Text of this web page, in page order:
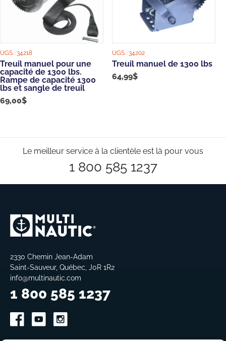
UGS : 34218
Treuil manuel pour une
capacité de 1300 lbs.
Rampe de capacité 1300
lbs et sangle de treuil
69,00$
UGS :34202
Treuil manuel de 1300 lbs
64,99$
Le meilleur service à la clientèle est là pour vous
1 800 585 1237
2330 Chemin Jean-Adam
Saint-Sauveur, Québec, J0R 1R2
info@multinautic.com
1 800 585 1237